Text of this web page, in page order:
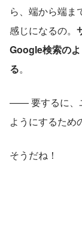
ら、端から端ま
感じになるの。
Google検索の
る。
—— 要するに、
ようにするため
そうだね！